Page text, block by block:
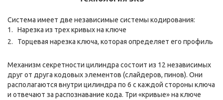
Система имеет две независимые системы кодирования:
Нарезка из трех кривых на ключе
Торцевая нарезка ключа, которая определяет его профиль
Механизм секретности цилиндра состоит из 12 независимых
друг от друга кодовых элементов (слайдеров, пинов). Они
располагаются внутри цилиндра по 6 с каждой стороны ключа
и отвечают за распознавание кода. Три «кривые» на ключе